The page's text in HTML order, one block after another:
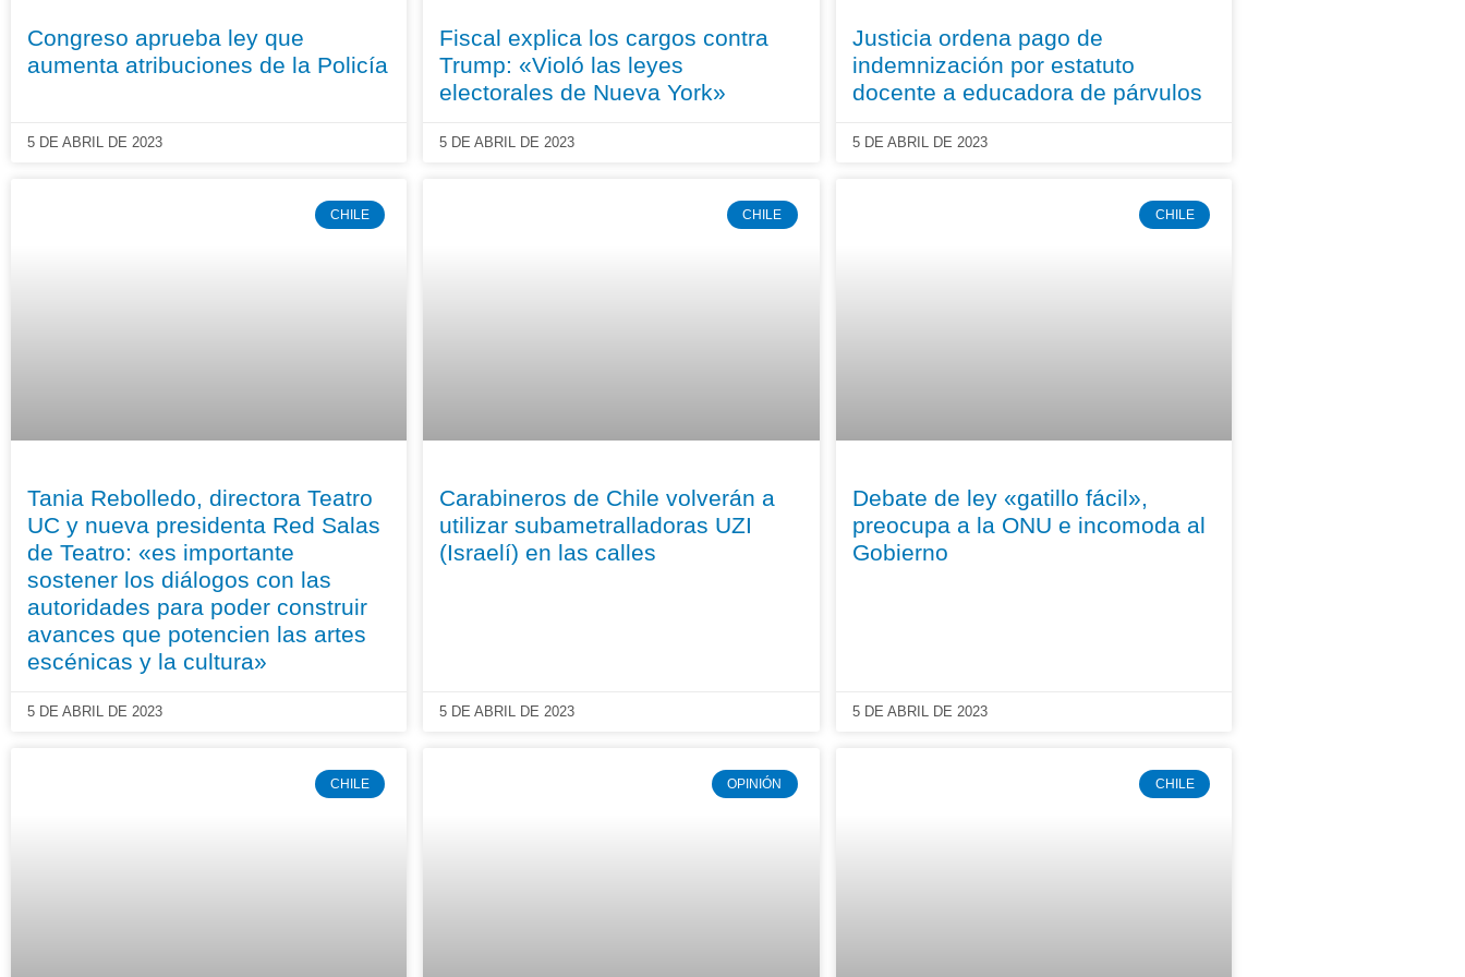
Congreso aprueba ley que
aumenta atribuciones de la Policía
5 DE ABRIL DE 2023
Fiscal explica los cargos contra
Trump: «Violó las leyes
electorales de Nueva York»
5 DE ABRIL DE 2023
Justicia ordena pago de
indemnización por estatuto
docente a educadora de párvulos
5 DE ABRIL DE 2023
CHILE
Tania Rebolledo, directora Teatro
UC y nueva presidenta Red Salas
de Teatro: «es importante
sostener los diálogos con las
autoridades para poder construir
avances que potencien las artes
escénicas y la cultura»
5 DE ABRIL DE 2023
CHILE
Carabineros de Chile volverán a
utilizar subametralladoras UZI
(Israelí) en las calles
5 DE ABRIL DE 2023
CHILE
Debate de ley «gatillo fácil»,
preocupa a la ONU e incomoda al
Gobierno
5 DE ABRIL DE 2023
CHILE OPINIÓN CHILE